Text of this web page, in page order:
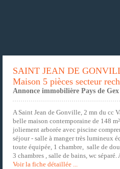
SAINT JEAN DE
Maison 5 pièces secteur
Annonce immobilière Pays de Gex
A Saint Jean de Gonville, 2 mn du cc
belle maison contemporaine de 148
joliement arborée avec piscine
séjour - salle à manger très lumineux
toute équipée, 1 chambre, salle de
3 chambres , salle de bains, wc
Voir la fiche détaillée ...